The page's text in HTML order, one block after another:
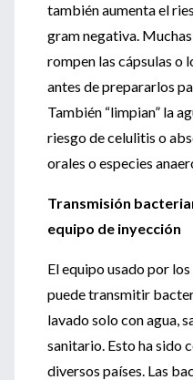
también aumenta el
gram negativa.
rompen las cápsulas o
antes de prepararlos
También “limpian” la
riesgo de celulitis o
orales o especies
Transmisión
equipo de inyección
El equipo usado por
puede transmitir
lavado solo con agua,
sanitario. Esto ha sido
diversos países. Las